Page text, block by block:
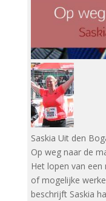
Saskia Uit den
Op weg naar de
Het lopen van
of mogelijke
beschrijft Saskia